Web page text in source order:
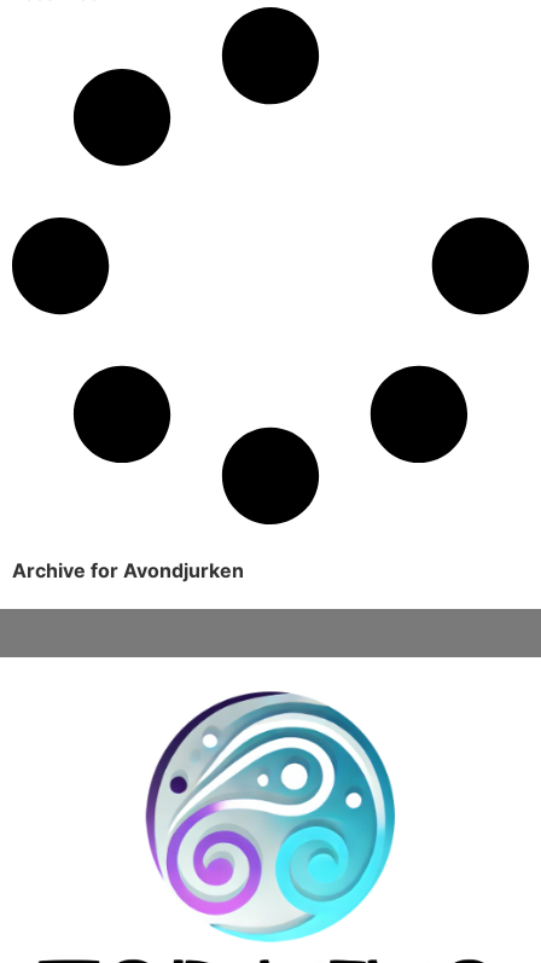
Archive for Avondjurken